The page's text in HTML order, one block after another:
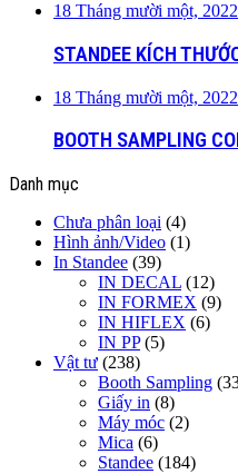
18 Tháng mười một, 2022
STANDEE KÍCH
18 Tháng mười một, 2022
BOOTH SAMPLING
Danh mục
Chưa phân loại (4)
Hình ảnh/Video (1)
In Standee (39)
IN DECAL (12)
IN FORMEX (9)
IN HIFLEX (6)
IN PP(5)
Vật tư (238)
Booth Sampling
Giấy in (8)
Máy móc (2)
Mica (6)
Standee (184)